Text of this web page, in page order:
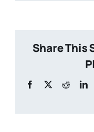
Share This
Facebook
X Reddit